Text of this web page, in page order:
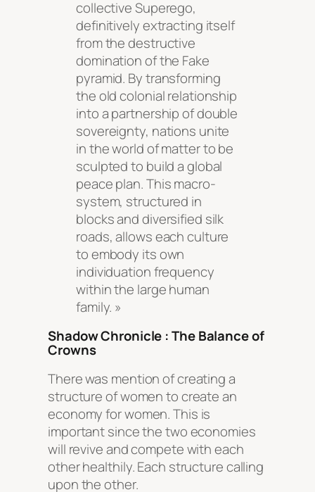
collective Superego,
definitively extracting itself
from the destructive
domination of the Fake
pyramid. By transforming
the old colonial relationship
into a partnership of double
sovereignty, nations unite
in the world of matter to be
sculpted to build a global
peace plan. This macro-
system, structured in
blocks and diversified silk
roads, allows each culture
to embody its own
individuation frequency
within the large human
family. »
Shadow Chronicle : The Balance of
Crowns
There was mention of creating a
structure of women to create an
economy for women. This is
important since the two economies
will revive and compete with each
other healthily. Each structure calling
upon the other.